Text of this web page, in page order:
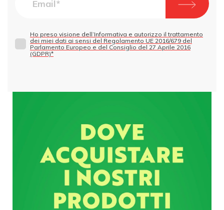
Ho preso visione dell’Informativa e autorizzo il trattamento
dei miei dati ai sensi del Regolamento UE 2016/679 del
Parlamento Europeo e del Consiglio del 27 Aprile 2016
(GDPR)*